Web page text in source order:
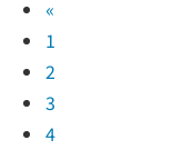
«
1
2
3
4